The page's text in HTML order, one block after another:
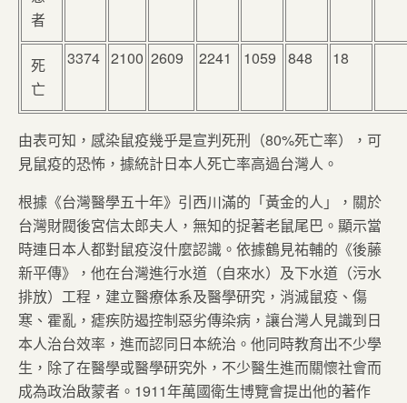
者
死
亡
3374 2100 2609 2241 1059 848 18
由表可知，感染鼠疫幾乎是宣判死刑（80%死亡率），可
見鼠疫的恐怖，據統計日本人死亡率高過台灣人。
根據《台灣醫學五十年》引西川滿的「黃金的人」，關於
台灣財閥後宮信太郎夫人，無知的捉著老鼠尾巴。顯示當
時連日本人都對鼠疫沒什麼認識。依據鶴見祐輔的《後藤
新平傳》，他在台灣進行水道（自來水）及下水道（污水
排放）工程，建立醫療体系及醫學研究，消滅鼠疫、傷
寒、霍亂，瘧疾防遏控制惡劣傳染病，讓台灣人見識到日
本人治台效率，進而認同日本統治。他同時教育出不少學
生，除了在醫學或醫學研究外，不少醫生進而關懷社會而
成為政治啟蒙者。1911年萬國衛生博覽會提出他的著作